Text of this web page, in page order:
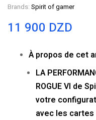
Brands: Spirit of gamer
11 900 DZD
À propos de cet
LA
ROGUE VI de
votre
avec les cartes